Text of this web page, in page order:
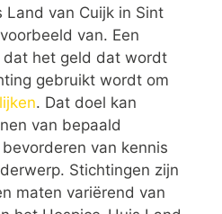
van Cuijk in Sint
van. Een
dat het geld dat wordt
gebruikt wordt om
. Dat doel kan
van bepaald
van kennis
Stichtingen zijn
maten variërend van